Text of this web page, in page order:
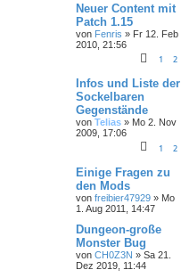
Neuer Content mit
Patch 1.15
von Fenris » Fr 12. Feb
2010, 21:56
1 2
Infos und Liste der
Sockelbaren
Gegenstände
von Telias » Mo 2. Nov
2009, 17:06
1 2
Einige Fragen zu
den Mods
von freibier47929 » Mo
1. Aug 2011, 14:47
Dungeon-große
Monster Bug
von CH0Z3N » Sa 21.
Dez 2019, 11:44